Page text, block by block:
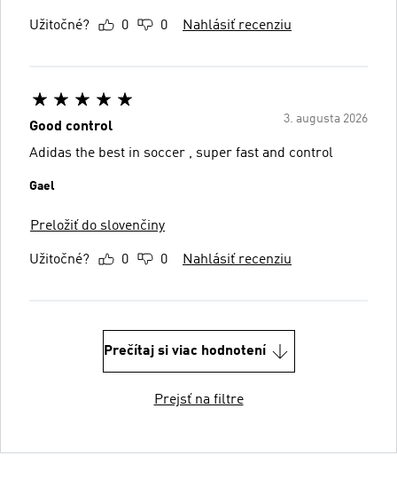
Užitočné? 0 0 Nahlásiť recenziu
3. augusta 2026
Good control
Adidas the best in soccer , super fast and control
Gael
Preložiť do slovenčiny
Užitočné? 0 0 Nahlásiť recenziu
Prečítaj si viac hodnotení
Prejsť na filtre